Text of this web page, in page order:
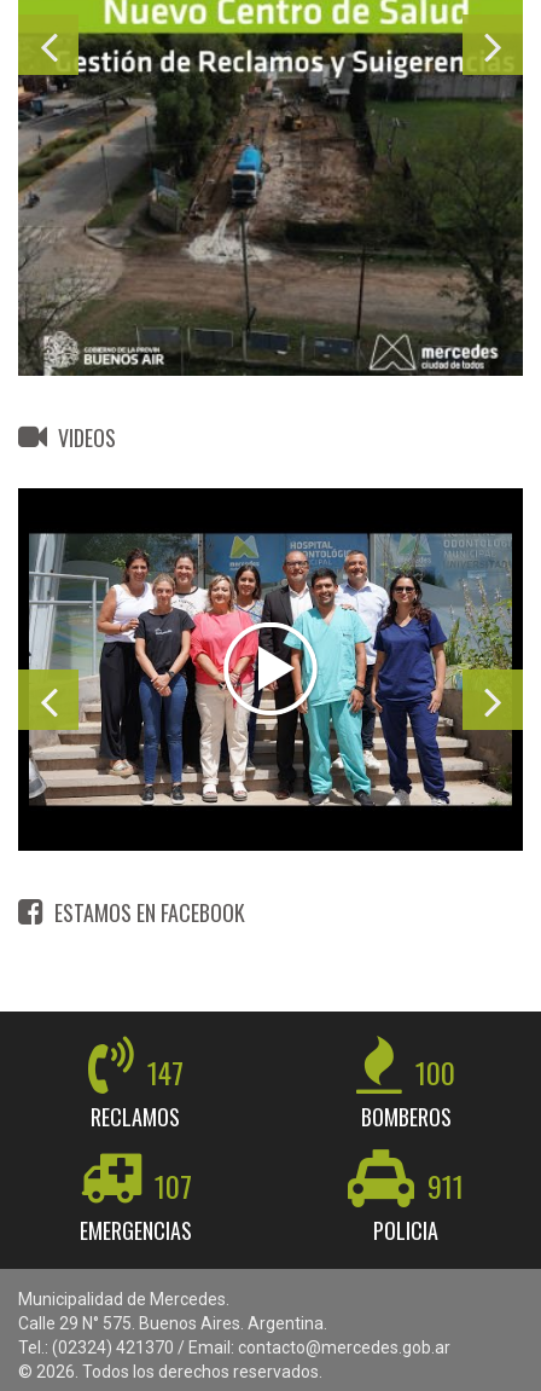
VIDEOS
ESTAMOS EN FACEBOOK
147
RECLAMOS
100
BOMBEROS
107
EMERGENCIAS
911
POLICIA
Municipalidad de Mercedes.
Calle 29 N° 575. Buenos Aires. Argentina.
Tel.: (02324) 421370 / Email: contacto@mercedes.gob.ar
© 2026. Todos los derechos reservados.